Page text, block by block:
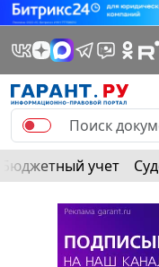
Бюджетный учет